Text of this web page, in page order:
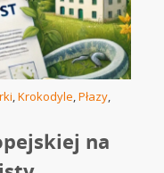
,Krokodyle,Płazy,
na